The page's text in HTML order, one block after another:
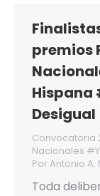
premios
Hispana
Desigual
Convocatoria
Nacionales
Por Antonio A.
Toda